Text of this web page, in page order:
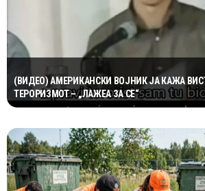
(ВИДЕО) АМЕРИКАНСКИ ВОЈНИК ЈА КАЖА
ТЕРОРИЗМОТ – „ЛАЖЕА ЗА СЕ“